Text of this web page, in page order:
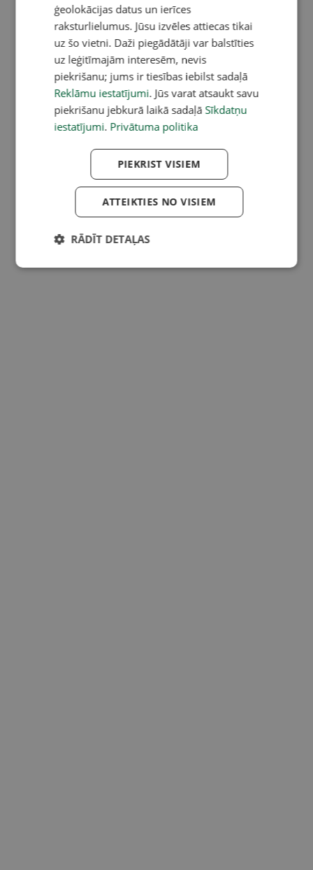
ģeolokācijas datus un ierīces
raksturlielumus. Jūsu izvēles attiecas tikai
uz šo vietni. Daži piegādātāji var balstīties
uz leģitīmajām interesēm, nevis
piekrišanu; jums ir tiesības iebilst sadaļā
Reklāmu iestatījumi. Jūs varat atsaukt savu
piekrišanu jebkurā laikā sadaļā Sīkdatņu
iestatījumi. Privātuma politika
PIEKRIST VISIEM
ATTEIKTIES NO VISIEM
RĀDĪT DETAĻAS